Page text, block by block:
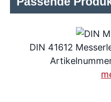
DIN 41612